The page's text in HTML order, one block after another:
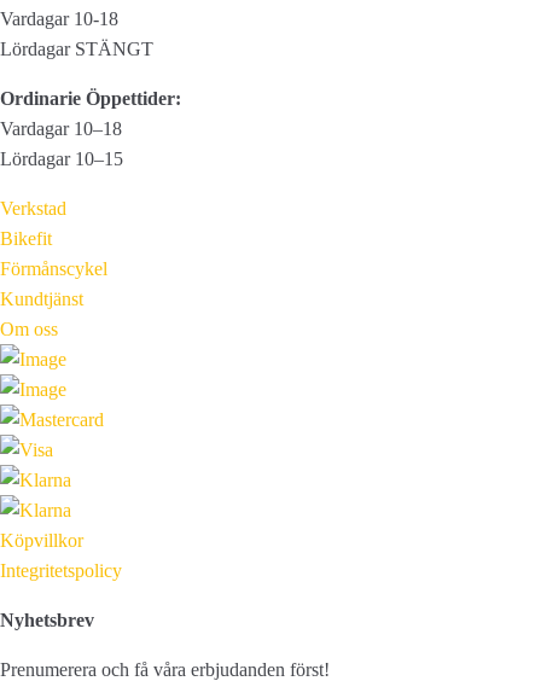
Vardagar 10-18
Lördagar STÄNGT
Ordinarie Öppettider:
Vardagar 10–18
Lördagar 10–15
Verkstad
Bikefit
Förmånscykel
Kundtjänst
Om oss
Köpvillkor
Integritetspolicy
Nyhetsbrev
Prenumerera och få våra erbjudanden först!